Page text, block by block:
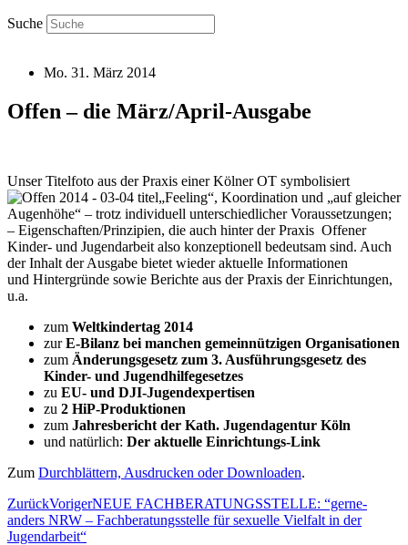
Suche
Mo. 31. März 2014
Offen – die März/April-Ausgabe
Unser Titelfoto aus der Praxis einer Kölner OT symbolisiert
„Feeling“, Koordination und „auf gleicher
Augenhöhe“ – trotz individuell unterschiedlicher Voraussetzungen;
– Eigenschaften/Prinzipien, die auch hinter der Praxis Offener
Kinder- und Jugendarbeit also konzeptionell bedeutsam sind. Auch
der Inhalt der Ausgabe bietet wieder aktuelle Informationen
und Hintergründe sowie Berichte aus der Praxis der Einrichtungen,
u.a.
zum Weltkindertag 2014
zurE-Bilanz bei manchen gemeinnützigen Organisationen
zum Änderungsgesetz zum 3. Ausführungsgesetz des
Kinder- und Jugendhilfegesetzes
zu EU- und DJI-Jugendexpertisen
zu 2 HiP-Produktionen
zum Jahresbericht der Kath. Jugendagentur Köln
und natürlich: Der aktuelle Einrichtungs-Link
Zum Durchblättern, Ausdrucken oder Downloaden.
ZurückVorigerNEUE FACHBERATUNGSSTELLE: “gerne-
anders NRW – Fachberatungsstelle für sexuelle Vielfalt in der
Jugendarbeit“